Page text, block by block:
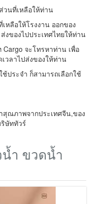
วนที่เหลือให้ท่าน
หลือให้โรงงาน ออกของ
งของไปประเทศไทยให้ท่าน
Cargo จะโทรหาท่าน เพื่อ
วลาไปส่งของให้ท่าน
ประจำ ก็สามารถเลือกใช้
สุณภาพจากประเทศจีน,ของ
ษัททัวร์
ำ ขวดน้ำ